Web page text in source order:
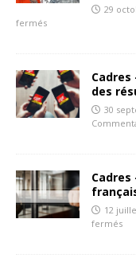
29
fermés
Cadres
des
30
12
fermés